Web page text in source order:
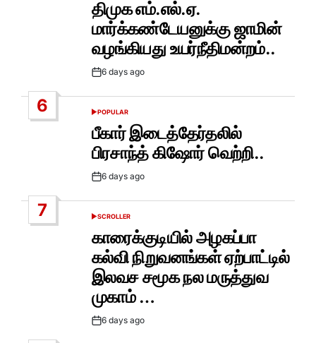
திமுக எம்.எல்.ஏ.
மார்க்கண்டேயனுக்கு ஜாமின்
வழங்கியது உயர்நீதிமன்றம்..
Post6 days ago
6
POSTED
POPULAR
பீகார் இடைத்தேர்தலில்
பிரசாந்த் கிஷோர் வெற்றி..
Post6 days ago
7
POSTED
SCROLLER
காரைக்குடியில் அழகப்பா
கல்வி நிறுவனங்கள் ஏற்பாட்டில்
இலவச சமூக நல மருத்துவ
முகாம் …
Post6 days ago